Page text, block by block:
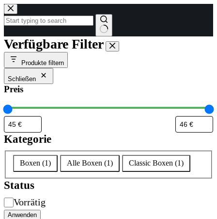
Zum
Inhalt
springen
Keine
Ergebnisse
Verfügbare Filter
Produkte filtern
Schließen
Preis
Kategorie
Kategorie
Boxen (1) Alle Boxen (1) Classic Boxen (1)
Status
Verfügbarkeit
Vorrätig
Anwenden